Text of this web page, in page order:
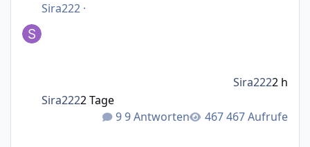
Sira222 ·
9 Antworten 467 Aufrufe
Sira2222 Tage
Sira2222 h